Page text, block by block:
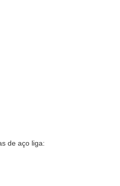
de aço liga: